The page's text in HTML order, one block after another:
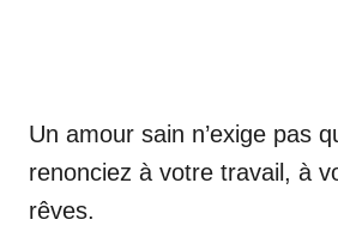
Un amour sain n’exige pas
renonciez à votre travail, à
rêves.